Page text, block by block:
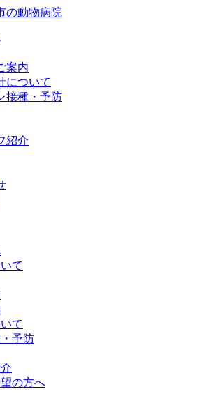
案内
について
接種・予防
紹介
て
て
予防
の方へ